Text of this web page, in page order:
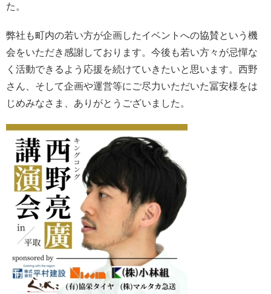
た。
弊社も町内の若い方が企画したイベントへの協賛という機
会をいただき感謝しております。今後も若い方々が忌憚な
く活動できるよう応援を続けていきたいと思います。西野
さん、そして企画や運営等にご尽力いただいた冨安様をは
じめみなさま、ありがとうございました。